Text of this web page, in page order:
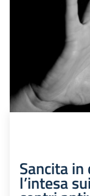
Sancita
l’intesa